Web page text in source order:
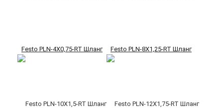
Festo PLN-4X0,75-RT Шланг Festo PLN-8X1,25-RT Шланг